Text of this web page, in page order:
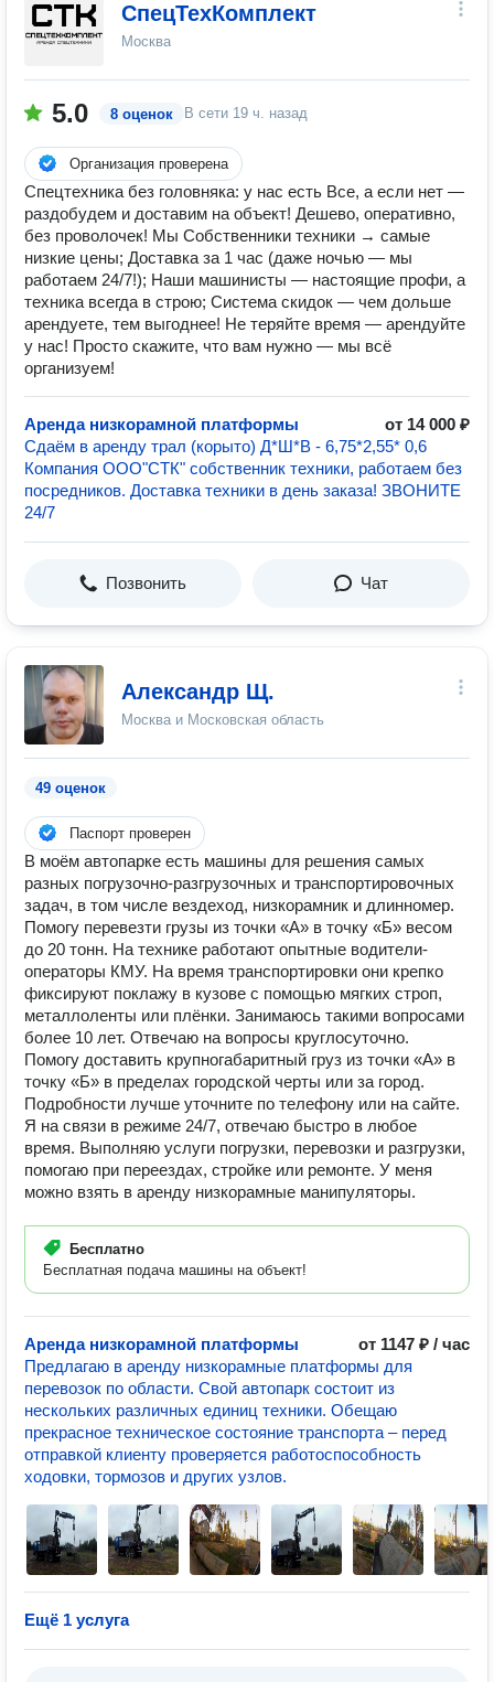
СпецТехКомплект
Москва
5.0 8 оценок В сети 19 ч. назад
Организация проверена
Спецтехника без головняка: у нас есть Все, а если нет —
раздобудем и доставим на объект! Дешево, оперативно,
без проволочек! Мы Собственники техники → самые
низкие цены; Доставка за 1 час (даже ночью — мы
работаем 24/7!); Наши машинисты — настоящие профи, а
техника всегда в строю; Система скидок — чем дольше
арендуете, тем выгоднее! Не теряйте время — арендуйте
у нас! Просто скажите, что вам нужно — мы всё
организуем!
Аренда низкорамной платформы
от 14 000 ₽
Сдаём в аренду трал (корыто) Д*Ш*В - 6,75*2,55* 0,6
Компания ООО"СТК" собственник техники, работаем без
посредников. Доставка техники в день заказа! ЗВОНИТЕ
24/7
Позвонить Чат
Александр Щ.
Москва и Московская область
49 оценок
Паспорт проверен
В моём автопарке есть машины для решения самых
разных погрузочно-разгрузочных и транспортировочных
задач, в том числе вездеход, низкорамник и длинномер.
Помогу перевезти грузы из точки «А» в точку «Б» весом
до 20 тонн. На технике работают опытные водители-
операторы КМУ. На время транспортировки они крепко
фиксируют поклажу в кузове с помощью мягких строп,
металлоленты или плёнки. Занимаюсь такими вопросами
более 10 лет. Отвечаю на вопросы круглосуточно.
Помогу доставить крупногабаритный груз из точки «А» в
точку «Б» в пределах городской черты или за город.
Подробности лучше уточните по телефону или на сайте.
Я на связи в режиме 24/7, отвечаю быстро в любое
время. Выполняю услуги погрузки, перевозки и разгрузки,
помогаю при переездах, стройке или ремонте. У меня
можно взять в аренду низкорамные манипуляторы.
Бесплатно
Бесплатная подача машины на объект!
Аренда низкорамной платформы
от 1147 ₽ / час
Предлагаю в аренду низкорамные платформы для
перевозок по области. Свой автопарк состоит из
нескольких различных единиц техники. Обещаю
прекрасное техническое состояние транспорта – перед
отправкой клиенту проверяется работоспособность
ходовки, тормозов и других узлов.
Ещё 1 услуга